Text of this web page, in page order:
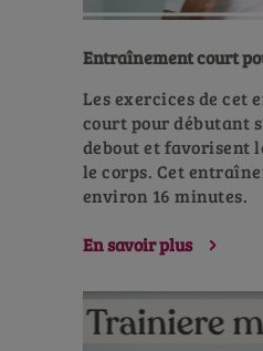
Entraînement court
Les exercices de cet
court pour débutant
debout et favorisent
le corps. Cet
environ 16 minutes.
En savoir plus